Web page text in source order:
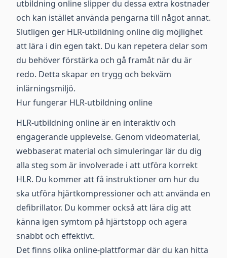
utbildning online slipper du dessa extra kostnader
och kan istället använda pengarna till något annat.
Slutligen ger HLR-utbildning online dig möjlighet
att lära i din egen takt. Du kan repetera delar som
du behöver förstärka och gå framåt när du är
redo. Detta skapar en trygg och bekväm
inlärningsmiljö.
Hur fungerar HLR-utbildning online
HLR-utbildning online är en interaktiv och
engagerande upplevelse. Genom videomaterial,
webbaserat material och simuleringar lär du dig
alla steg som är involverade i att utföra korrekt
HLR. Du kommer att få instruktioner om hur du
ska utföra hjärtkompressioner och att använda en
defibrillator. Du kommer också att lära dig att
känna igen symtom på hjärtstopp och agera
snabbt och effektivt.
Det finns olika online-plattformar där du kan hitta